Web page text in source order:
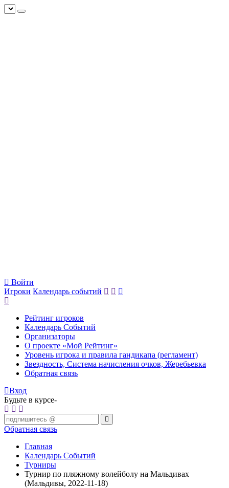
Войти
Игроки Календарь событий
Рейтинг игроков
Календарь Событий
Организаторы
О проекте «Мой Рейтинг»
Уровень игрока и правила гандикапа (регламент)
Звездность, Система начисления очков, Жеребьевка
Обратная связь
Вход
Будьте в курсе-
Обратная связь
Главная
Календарь Событий
Турниры
Турнир по пляжному волейболу на Мальдивах
(Мальдивы, 2022-11-18)